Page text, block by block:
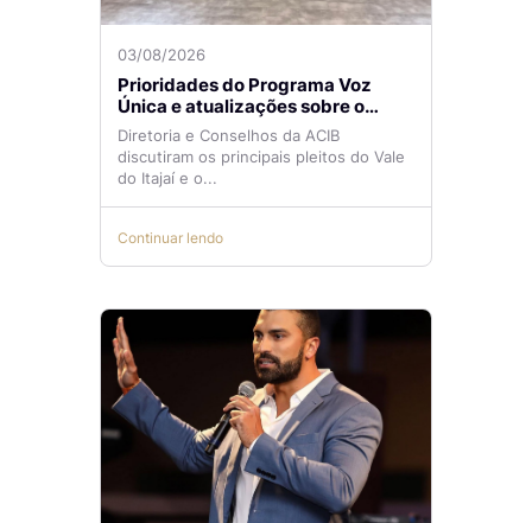
03/08/2026
Prioridades do Programa Voz
Única e atualizações sobre o
Aeroporto de Navegantes são
temas de reunião na ACIB
Diretoria e Conselhos da ACIB
discutiram os principais pleitos do Vale
do Itajaí e o...
Continuar lendo